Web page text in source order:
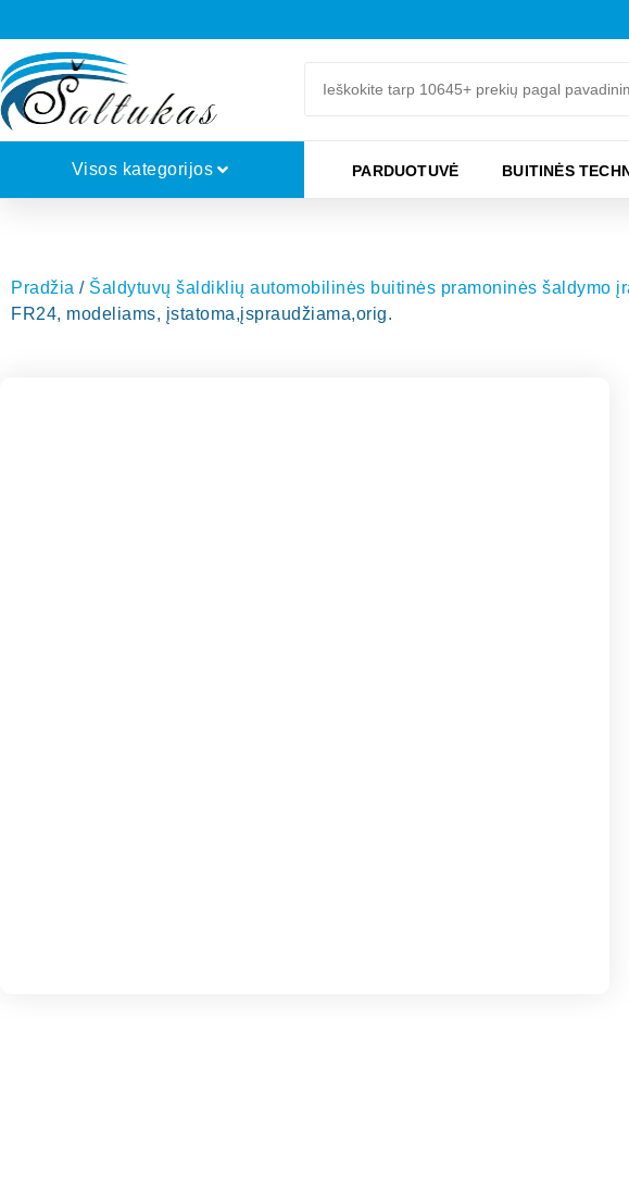
Visos kategorijos PARDUOTUVĖ BUITINĖS
Pradžia / Šaldytuvų šaldiklių automobilinės buitinės pramoninės šaldymo
FR24, modeliams, įstatoma,įspraudžiama,orig.